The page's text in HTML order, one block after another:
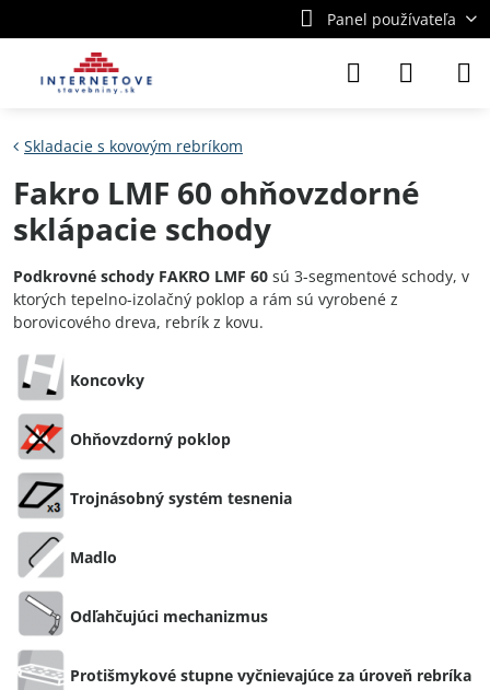
Panel používateľa
Skladacie s kovovým rebríkom
Fakro LMF 60 ohňovzdorné
sklápacie schody
Podkrovné schody FAKRO LMF 60 sú 3-segmentové schody, v
ktorých tepelno-izolačný poklop a rám sú vyrobené z
borovicového dreva, rebrík z kovu.
Koncovky
Ohňovzdorný poklop
Trojnásobný systém tesnenia
Madlo
Odľahčujúci mechanizmus
Protišmykové stupne vyčnievajúce za úroveň rebríka